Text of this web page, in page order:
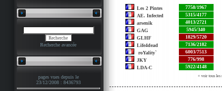
Recherche avancée
pages vues depuis le
23/12/2008 : 8436793
Les 2 Pintes
7758/1967
AE. Infected
5315/4177
arsenik
4013/2721
GAG
5945/340
GLHF
1829/5720
Life4dead
7136/2182
roYality`
6003/7513
JKY
776/998
LDA-C
5922/4148
+ voir tous les